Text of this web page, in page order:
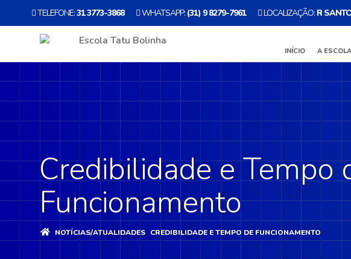
TELEFONE:31 3773-3868 WHATSAPP: (31) 9 8279-7961 LOCALIZAÇÃO: R
INÍCIO A ESCOLA
Credibilidade e Tempo
Funcionamento
NOTÍCIAS/ATUALIDADES CREDIBILIDADE E TEMPO DE FUNCIONAMENTO